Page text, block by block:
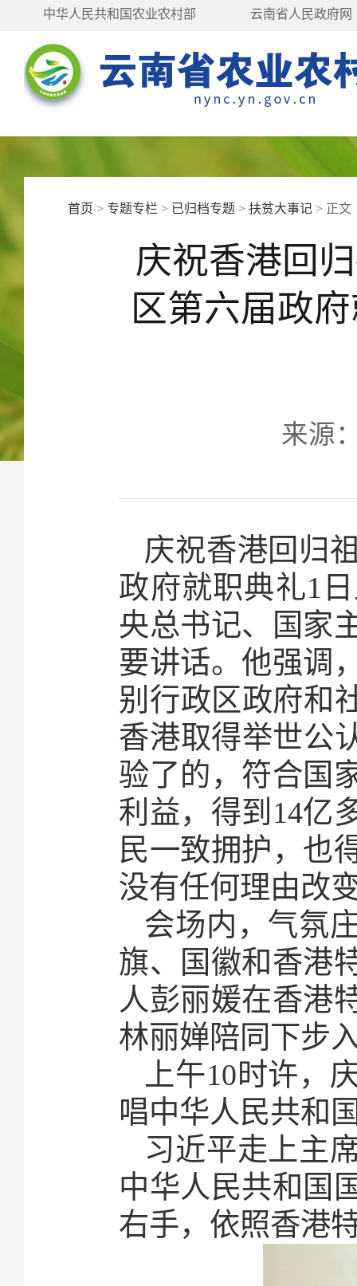
中华人民共和国农业农村部 云南省人民政府网
首页 > 专题专栏 > 已归档专题 >扶贫大事记 > 正文
庆祝香港回
区第六届政
来源
庆祝香港回归
政府就职典礼1
央总书记、国家
要讲话。他强调
别行政区政府和
香港取得举世公
验了的，符合国
利益，得到14亿
民一致拥护，也
没有任何理由改
会场内，气氛
旗、国徽和香港
人彭丽媛在香港
林丽婵陪同下步
上午10时许，
唱中华人民共和
习近平走上主
中华人民共和国
右手，依照香港